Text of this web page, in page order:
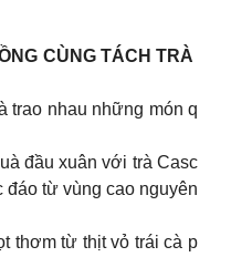
CÙNG TÁCH TRÀ
trao nhau những món q
đầu xuân với trà Casc
từ vùng cao nguyên
thơm từ thịt vỏ trái cà p